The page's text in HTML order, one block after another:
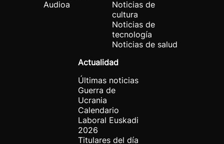
Audioa
Noticias de
cultura
Noticias de
tecnología
Noticias de salud
Actualidad
Últimas noticias
Guerra de
Ucrania
Calendario
Laboral Euskadi
2026
Titulares del día